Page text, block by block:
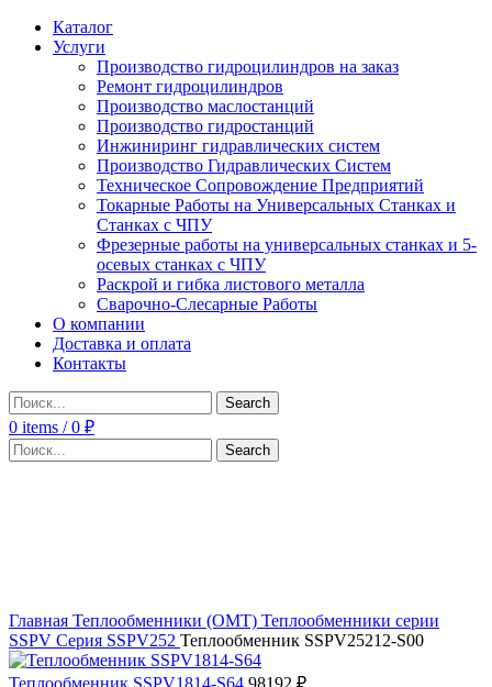
Каталог
Услуги
Производство гидроцилиндров на заказ
Ремонт гидроцилиндров
Производство маслостанций
Производство гидростанций
Инжиниринг гидравлических систем
Производство Гидравлических Систем
Техническое Сопровождение Предприятий
Токарные Работы на Универсальных Станках и
Станках с ЧПУ
Фрезерные работы на универсальных станках и 5-
осевых станках с ЧПУ
Раскрой и гибка листового металла
Сварочно-Слесарные Работы
О компании
Доставка и оплата
Контакты
Search
0 items / 0 ₽
Search
Главная Теплообменники (OMT) Теплообменники серии
SSPV Серия SSPV252 Теплообменник SSPV25212-S00
Теплообменник SSPV1814-S64 98192 ₽